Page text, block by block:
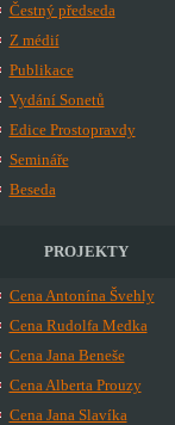
Čestný předseda
Z médií
Publikace
Vydání Sonetů
Edice Prostopravdy
Semináře
Beseda
PROJEKTY
Cena Antonína Švehly
Cena Rudolfa Medka
Cena Jana Beneše
Cena Alberta Prouzy
Cena Jana Slavíka